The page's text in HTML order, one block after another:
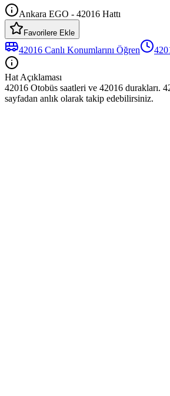
Ankara EGO - 42016 Hattı
Favorilere Ekle
42016 Canlı Konumlarını Öğren
Hat Açıklaması
42016 Otobüs saatleri ve 42016 durakları.
sayfadan anlık olarak takip edebilirsiniz.